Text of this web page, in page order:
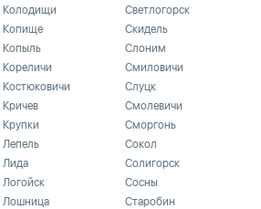
Колодищи
Копище
Копыль
Кореличи
Костюковичи
Кричев
Крупки
Лепель
Лида
Логойск
Лошница
Светлогорск
Скидель
Слоним
Смиловичи
Слуцк
Смолевичи
Сморгонь
Сокол
Солигорск
Сосны
Старобин